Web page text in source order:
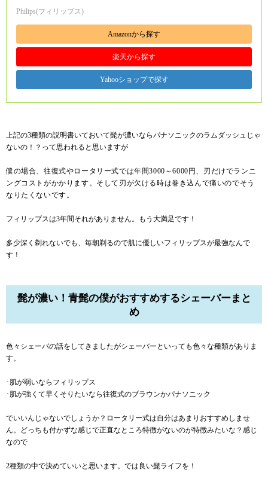
Philips(フィリップス)
Amazonから探す
楽天から探す
Yahooショップで探す
上記の3種類の説明書いておいて髭が濃いならパナソニックのラムダッシュじゃ
ないの！？って思われると思いますが
僕の場合、往復式やロータリー式では年間3000～6000円、刃だけでランニ
ングコストがかかります。そして刃が欠ける時は巻き込んで痛いのでそう
なりたくないです。
フィリップスは3年間それがありません。もう大満足です！
多少深く剃れないでも、毎朝剃るので肌に優しいフィリップスが最強なんで
す！
髭が濃い！青髭の僕がおすすめするシェーバーまと
め
色々シェーバの話をしてきましたがシェーバーといっても色々な種類がありま
す。
･肌が弱いならフィリップス
･肌が強くて早くそりたいなら往復式のブラウンかパナソニック
でいいんじゃないでしょうか？ロータリー式は自分はあまりおすすめしませ
ん。どっちも付かずな感じで正直なところ特徴がないのが特徴みたいな？感じ
なので
2種類の中で決めていいと思います。では良い髭ライフを！